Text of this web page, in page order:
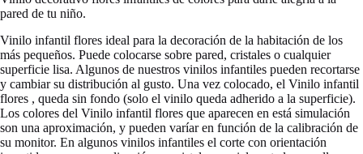
pared de tu niño.
Vinilo infantil flores ideal para la decoración de la habitación de los
más pequeños. Puede colocarse sobre pared, cristales o cualquier
superficie lisa. Algunos de nuestros vinilos infantiles pueden recortarse
y cambiar su distribución al gusto. Una vez colocado, el Vinilo infantil
flores , queda sin fondo (solo el vinilo queda adherido a la superficie).
Los colores del Vinilo infantil flores que aparecen en está simulación
son una aproximación, y pueden varíar en función de la calibración de
su monitor. En algunos vinilos infantiles el corte con orientación